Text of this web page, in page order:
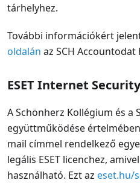
tárhelyhez.
További információkért
oldalán az SCH Accountodat
ESET Internet
A Schönherz Kollégium és a
együttműködése
mail címmel rendelkező
legális ESET licenchez,
használható. Ezt az eset.hu/